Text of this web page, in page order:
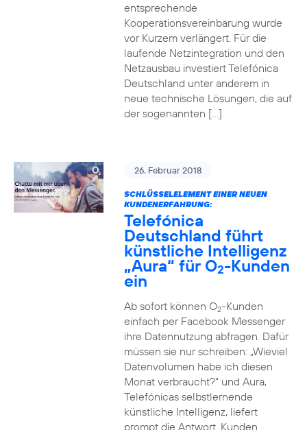
entsprechende
Kooperationsvereinbarung wurde
vor Kurzem verlängert. Für die
laufende Netzintegration und den
Netzausbau investiert Telefónica
Deutschland unter anderem in
neue technische Lösungen, die auf
der sogenannten […]
26. Februar 2018
SCHLÜSSELELEMENT EINER NEUEN
KUNDENERFAHRUNG:
Telefónica
Deutschland führt
künstliche Intelligenz
„Aura“ für O2-Kunden
ein
Ab sofort können O2-Kunden
einfach per Facebook Messenger
ihre Datennutzung abfragen. Dafür
müssen sie nur schreiben: „Wieviel
Datenvolumen habe ich diesen
Monat verbraucht?“ und Aura,
Telefónicas selbstlernende
künstliche Intelligenz, liefert
prompt die Antwort. Kunden